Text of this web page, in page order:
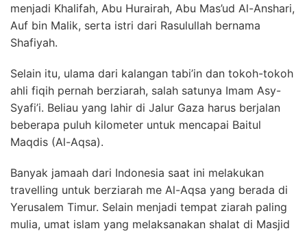
menjadi Khalifah, Abu Hurairah, Abu Mas’ud Al-Anshari,
Auf bin Malik, serta istri dari Rasulullah bernama
Shafiyah.
Selain itu, ulama dari kalangan tabi’in dan tokoh-tokoh
ahli fiqih pernah berziarah, salah satunya Imam Asy-
Syafi’i. Beliau yang lahir di Jalur Gaza harus berjalan
beberapa puluh kilometer untuk mencapai Baitul
Maqdis (Al-Aqsa).
Banyak jamaah dari Indonesia saat ini melakukan
travelling untuk berziarah me Al-Aqsa yang berada di
Yerusalem Timur. Selain menjadi tempat ziarah paling
mulia, umat islam yang melaksanakan shalat di Masjid